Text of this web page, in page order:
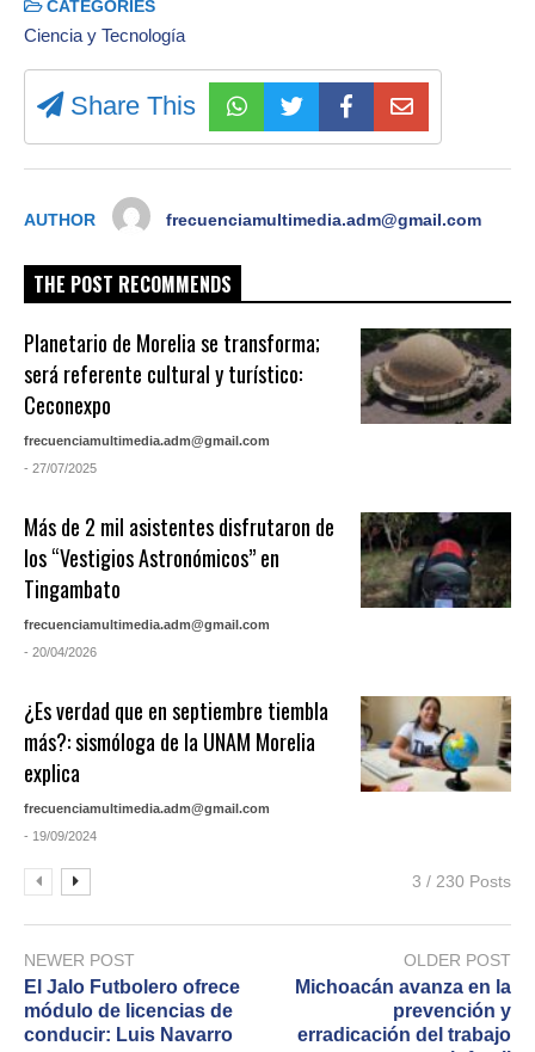
CATEGORIES
Ciencia y Tecnología
Share This
AUTHOR frecuenciamultimedia.adm@gmail.com
THE POST RECOMMENDS
Planetario de Morelia se transforma;
será referente cultural y turístico:
Ceconexpo
frecuenciamultimedia.adm@gmail.com
- 27/07/2025
Más de 2 mil asistentes disfrutaron de
los “Vestigios Astronómicos” en
Tingambato
frecuenciamultimedia.adm@gmail.com
- 20/04/2026
¿Es verdad que en septiembre tiembla
más?: sismóloga de la UNAM Morelia
explica
frecuenciamultimedia.adm@gmail.com
- 19/09/2024
3 / 230 Posts
NEWER POST
El Jalo Futbolero ofrece
módulo de licencias de
conducir: Luis Navarro
OLDER POST
Michoacán avanza en la
prevención y
erradicación del trabajo